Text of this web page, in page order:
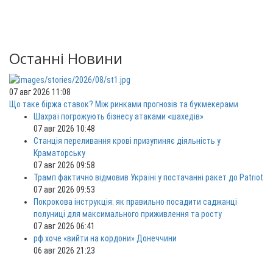
Останні Новини
07 авг 2026 11:08
Що таке біржа ставок? Між ринками прогнозів та букмекерами
Шахраї погрожують бізнесу атаками «шахедів»
07 авг 2026 10:48
Станція переливання крові призупиняє діяльність у
Краматорську
07 авг 2026 09:58
Трамп фактично відмовив Україні у постачанні ракет до Patriot
07 авг 2026 09:53
Покрокова інструкція: як правильно посадити саджанці
полуниці для максимального приживлення та росту
07 авг 2026 06:41
рф хоче «вийти на кордони» Донеччини
06 авг 2026 21:23